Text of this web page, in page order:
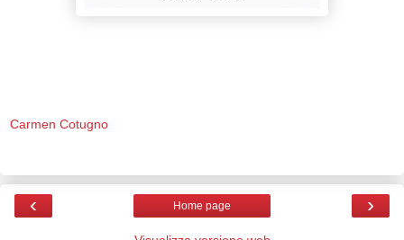
Carmen Cotugno
‹ ›
Home page